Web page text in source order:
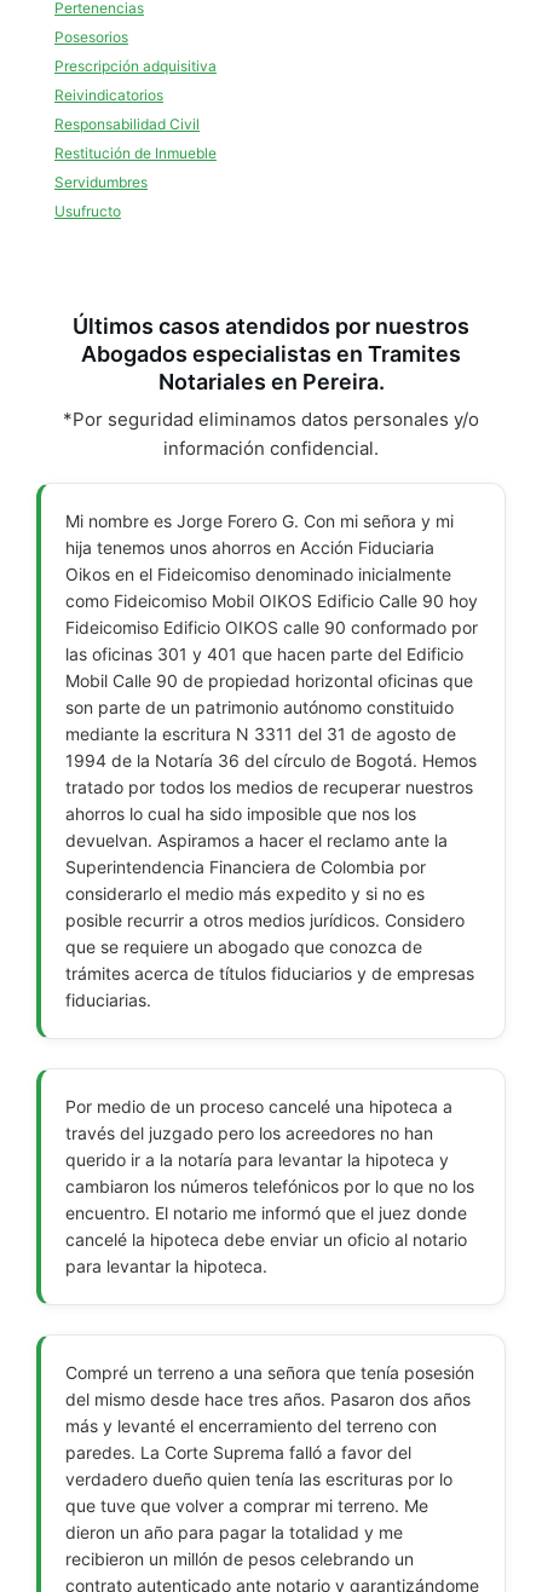
Pertenencias
Posesorios
Prescripción adquisitiva
Reivindicatorios
Responsabilidad Civil
Restitución de Inmueble
Servidumbres
Usufructo
Últimos casos atendidos por nuestros
Abogados especialistas en Tramites
Notariales en Pereira.
*Por seguridad eliminamos datos personales y/o
información confidencial.
Mi nombre es Jorge Forero G. Con mi señora y mi
hija tenemos unos ahorros en Acción Fiduciaria
Oikos en el Fideicomiso denominado inicialmente
como Fideicomiso Mobil OIKOS Edificio Calle 90 hoy
Fideicomiso Edificio OIKOS calle 90 conformado por
las oficinas 301 y 401 que hacen parte del Edificio
Mobil Calle 90 de propiedad horizontal oficinas que
son parte de un patrimonio autónomo constituido
mediante la escritura N 3311 del 31 de agosto de
1994 de la Notaría 36 del círculo de Bogotá. Hemos
tratado por todos los medios de recuperar nuestros
ahorros lo cual ha sido imposible que nos los
devuelvan. Aspiramos a hacer el reclamo ante la
Superintendencia Financiera de Colombia por
considerarlo el medio más expedito y si no es
posible recurrir a otros medios jurídicos. Considero
que se requiere un abogado que conozca de
trámites acerca de títulos fiduciarios y de empresas
fiduciarias.
Por medio de un proceso cancelé una hipoteca a
través del juzgado pero los acreedores no han
querido ir a la notaría para levantar la hipoteca y
cambiaron los números telefónicos por lo que no los
encuentro. El notario me informó que el juez donde
cancelé la hipoteca debe enviar un oficio al notario
para levantar la hipoteca.
Compré un terreno a una señora que tenía posesión
del mismo desde hace tres años. Pasaron dos años
más y levanté el encerramiento del terreno con
paredes. La Corte Suprema falló a favor del
verdadero dueño quien tenía las escrituras por lo
que tuve que volver a comprar mi terreno. Me
dieron un año para pagar la totalidad y me
recibieron un millón de pesos celebrando un
contrato autenticado ante notario y garantizándome